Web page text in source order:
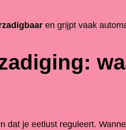
en grijpt vaak
dat je eetlust reguleert.